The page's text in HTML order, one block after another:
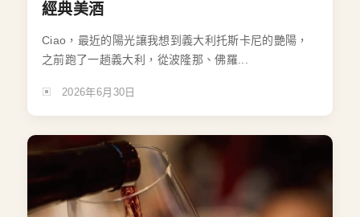
經典美酒
Ciao，最近的陽光讓我想到義大利托斯卡尼的艷陽，
之前跑了一趟義大利，從波隆那、佛羅...
2026年6月30日